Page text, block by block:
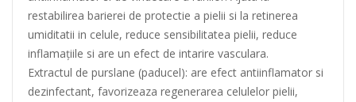
restabilirea barierei de protectie a pielii si la retinerea
umiditatii in celule, reduce sensibilitatea pielii, reduce
inflamațiile si are un efect de intarire vasculara.
Extractul de purslane (paducel): are efect antiinflamator si
dezinfectant, favorizeaza regenerarea celulelor pielii,